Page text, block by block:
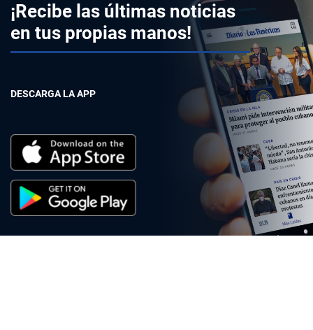
¡Recibe las últimas noticias
en tus propias manos!
DESCARGA LA APP